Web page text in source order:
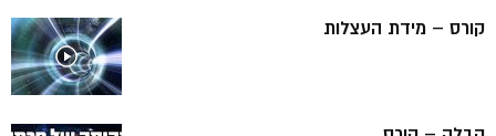
קורס – מידת העצלות